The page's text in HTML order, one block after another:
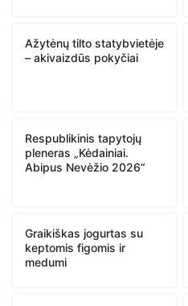
Ažytėnų tilto statybvietėje
– akivaizdūs pokyčiai
Respublikinis tapytojų
pleneras „Kėdainiai.
Abipus Nevėžio 2026“
Graikiškas jogurtas su
keptomis figomis ir
medumi